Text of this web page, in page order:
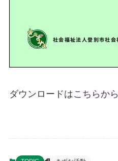
ダウンロードはこちらから